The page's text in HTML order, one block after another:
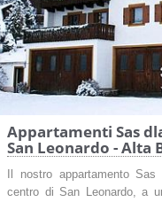
Appartamenti Sas
San Leonardo - Alta
Il nostro appartamento
centro di San Leonardo, a